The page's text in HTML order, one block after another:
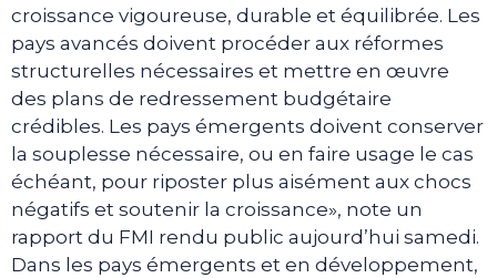
croissance vigoureuse, durable et équilibrée. Les
pays avancés doivent procéder aux réformes
structurelles nécessaires et mettre en œuvre
des plans de redressement budgétaire
crédibles. Les pays émergents doivent conserver
la souplesse nécessaire, ou en faire usage le cas
échéant, pour riposter plus aisément aux chocs
négatifs et soutenir la croissance», note un
rapport du FMI rendu public aujourd’hui samedi.
Dans les pays émergents et en développement,